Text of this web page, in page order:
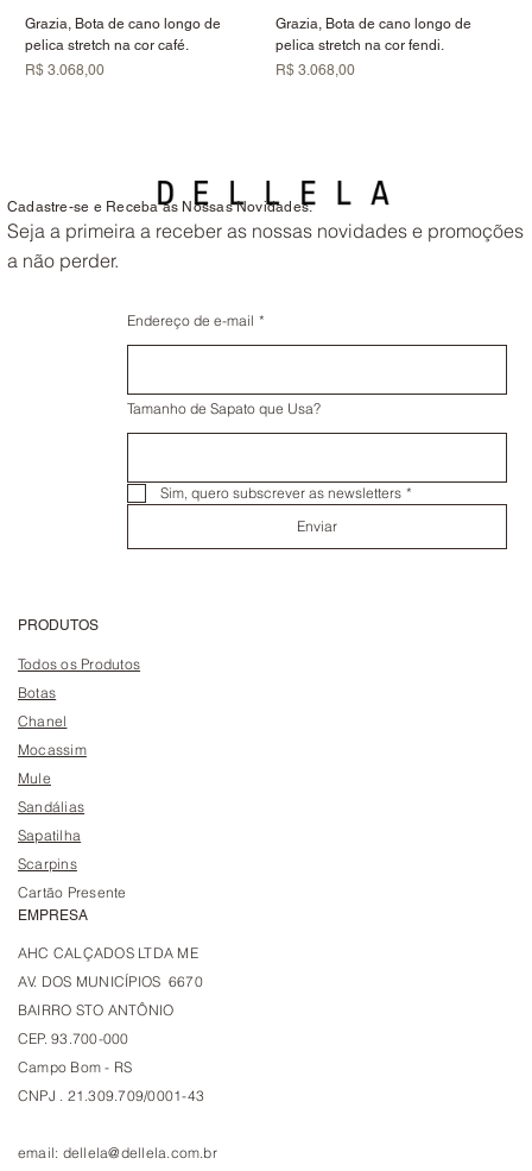
Grazia, Bota de cano longo de
pelica stretch na cor café.
Preço
R$ 3.068,00
Grazia, Bota de cano longo de
pelica stretch na cor fendi.
Preço
R$ 3.068,00
Cadastre-se e Receba as Nossas Novidades.
Seja a primeira a receber as nossas novidades e promoções
a não perder.
Endereço de e-mail *
Tamanho de Sapato que Usa?
Sim, quero subscrever as newsletters *
Enviar
PRODUTOS
Todos os Produtos
Botas
Chanel
Mocassim
Mule
Sandálias
Sapatilha
Scarpins
Cartão Presente
EMPRESA
AHC CALÇADOS LTDA ME
AV. DOS MUNICÍPIOS 6670
BAIRRO STO ANTÔNIO
CEP. 93.700-000
Campo Bom - RS
CNPJ . 21.309.709/0001-43
email: dellela@dellela.com.br